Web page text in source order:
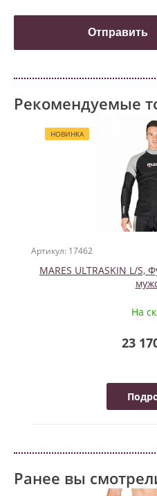
Рекомендуемые
НОВИНКА
Артикул: 17462
MARES ULTRASKIN L/S,
На
23
Ранее вы